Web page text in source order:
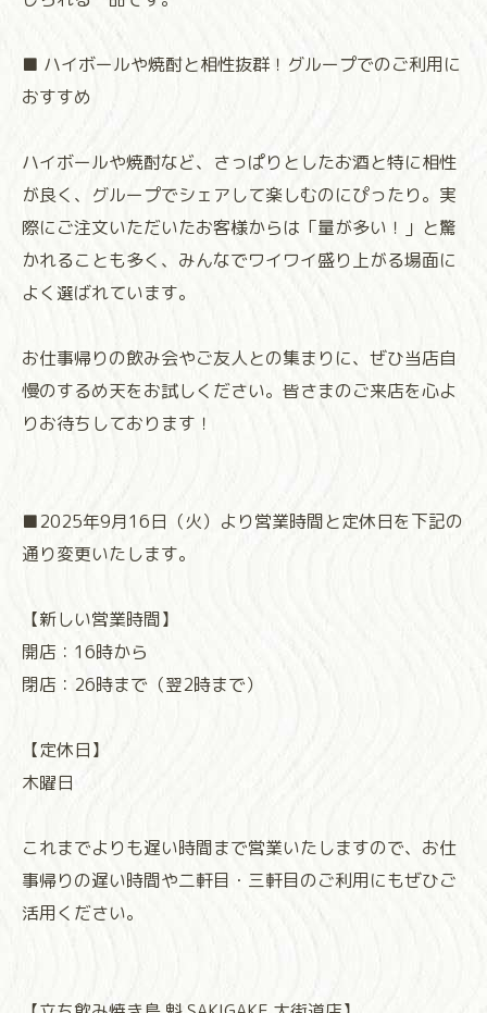
■ ハイボールや焼酎と相性抜群！グループでのご利用に
おすすめ
ハイボールや焼酎など、さっぱりとしたお酒と特に相性
が良く、グループでシェアして楽しむのにぴったり。実
際にご注文いただいたお客様からは「量が多い！」と驚
かれることも多く、みんなでワイワイ盛り上がる場面に
よく選ばれています。
お仕事帰りの飲み会やご友人との集まりに、ぜひ当店自
慢のするめ天をお試しください。皆さまのご来店を心よ
りお待ちしております！⁡
⁡⁡⁡■2025年9月16日（火）より営業時間と定休日を下記の
通り変更いたします。
【新しい営業時間】
開店：16時から
閉店：26時まで（翌2時まで）
【定休日】
木曜日
これまでよりも遅い時間まで営業いたしますので、お仕
事帰りの遅い時間や二軒目・三軒目のご利用にもぜひご
活用ください。